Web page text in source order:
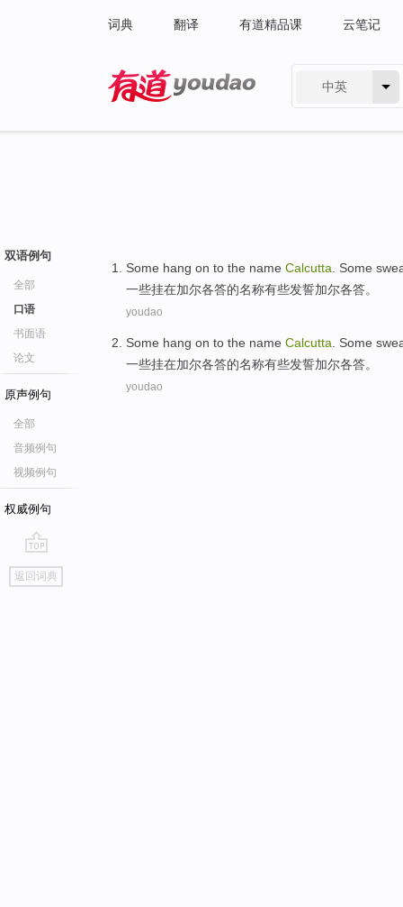
词典 翻译 有道精品课 云笔记
中英
双语例句
全部
口语
书面语
论文
原声例句
全部
音频例句
视频例句
权威例句
go
top
返回词典
Some hang on to the name Calcutta Some
一些挂在加尔各答的名称有些发誓加尔各答。
youdao
Some hang on to the name Calcutta Some
一些挂在加尔各答的名称有些发誓加尔各答。
youdao